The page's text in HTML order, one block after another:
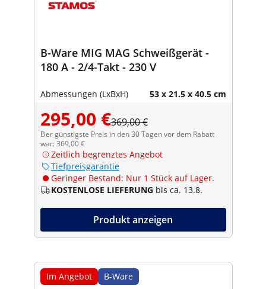
B-Ware MIG MAG Schweißgerät -
180 A - 2/4-Takt - 230 V
Abmessungen (LxBxH) 53 x 21.5 x 40.5 cm
295,00 €369,00 €
Der günstigste Preis in den 30 Tagen vor dem Rabatt
war: 369,00 €
Zeitlich begrenztes Angebot
Tiefpreisgarantie
Geringer Bestand: Nur 1 Stück auf Lager.
KOSTENLOSE LIEFERUNG bis ca. 13.8.
Produkt anzeigen
Im Angebot B-Ware